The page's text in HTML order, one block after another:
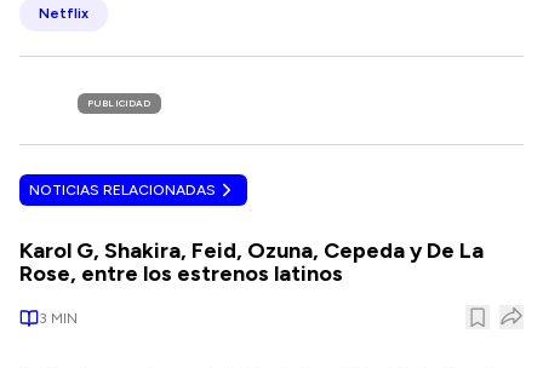
Netflix
PUBLICIDAD
NOTICIAS RELACIONADAS
Karol G, Shakira, Feid, Ozuna, Cepeda y De La
Rose, entre los estrenos latinos
3 MIN